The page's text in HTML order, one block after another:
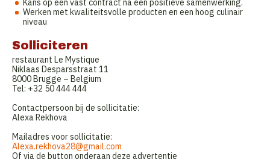
Kans op een vast contract na een positieve samenwerking.
Werken met kwaliteitsvolle producten en een hoog culinair
niveau
Solliciteren
restaurant Le Mystique
Niklaas Desparsstraat 11
8000 Brugge – Belgium
Tel: +32 50 444 444
Contactpersoon bij de sollicitatie:
Alexa Rekhova
Mailadres voor sollicitatie:
Alexa.rekhova28@gmail.com
Of via de button onderaan deze advertentie